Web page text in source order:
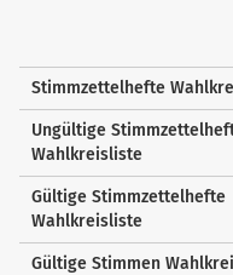
Stimmzettelhefte
Ungültige
Wahlkreisliste
Gültige Stimmzettelhefte
Wahlkreisliste
Gültige Stimmen